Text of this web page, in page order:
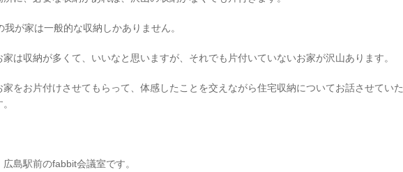
我が家は一般的な収納しかありません。
家は収納が多くて、いいなと思いますが、それでも片付いていないお家が沢山あります。
家をお片付けさせてもらって、体感したことを交えながら住宅収納についてお話させていた
島駅前のfabbit会議室です。